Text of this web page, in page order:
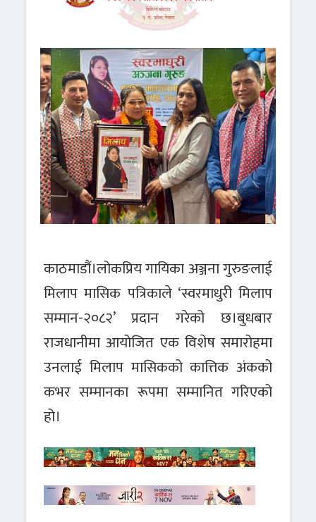
काठमाडौं।लोकप्रिय गायिका अञ्जना गुरुङलाई
मिलाप मासिक पत्रिकाले ‘स्वरमाधुरी मिलाप
सम्मान-२०८२’ प्रदान गरेको छ।बुधबार
राजधानीमा आयोजित एक विशेष समारोहमा
उनलाई मिलाप मासिकको कात्तिक अंकको
कभर सम्मानका रूपमा सम्मानित गरिएको
हो।